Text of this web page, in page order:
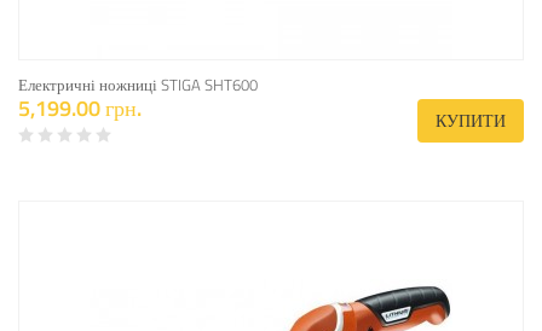
Електричні ножниці STIGA SHT600
5,199.00 грн. КУПИТИ